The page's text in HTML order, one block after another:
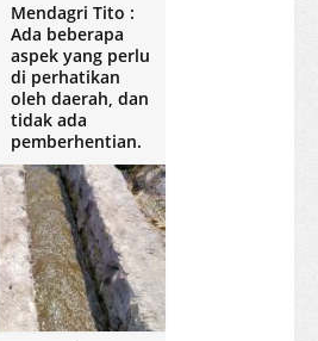
Mendagri Tito :
Ada beberapa
aspek yang perlu
di perhatikan
oleh daerah, dan
tidak ada
pemberhentian.